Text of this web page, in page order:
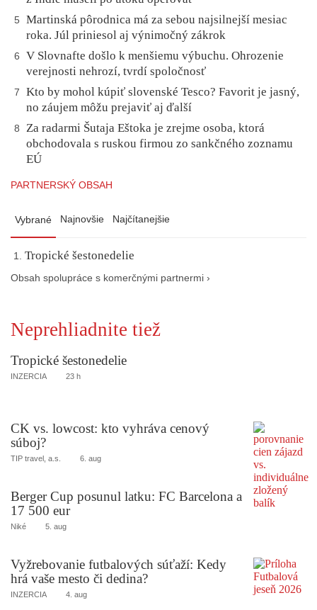
5
Martinská pôrodnica má za sebou najsilnejší mesiac
roka. Júl priniesol aj výnimočný zákrok
6
V Slovnafte došlo k menšiemu výbuchu. Ohrozenie
verejnosti nehrozí, tvrdí spoločnosť
7
Kto by mohol kúpiť slovenské Tesco? Favorit je jasný,
no záujem môžu prejaviť aj ďalší
8
Za radarmi Šutaja Eštoka je zrejme osoba, ktorá
obchodovala s ruskou firmou zo sankčného zoznamu
EÚ
PARTNERSKÝ OBSAH
Vybrané Najnovšie Najčítanejšie
Tropické šestonedelie
Obsah spolupráce s komerčnými partnermi ›
Neprehliadnite tiež
Tropické šestonedelie
INZERCIA 23 h
CK vs. lowcost: kto vyhráva cenový
súboj?
TIP travel, a.s. 6. aug
Berger Cup posunul latku: FC Barcelona a
17 500 eur
Niké 5. aug
Vyžrebovanie futbalových súťaží: Kedy
hrá vaše mesto či dedina?
INZERCIA 4. aug